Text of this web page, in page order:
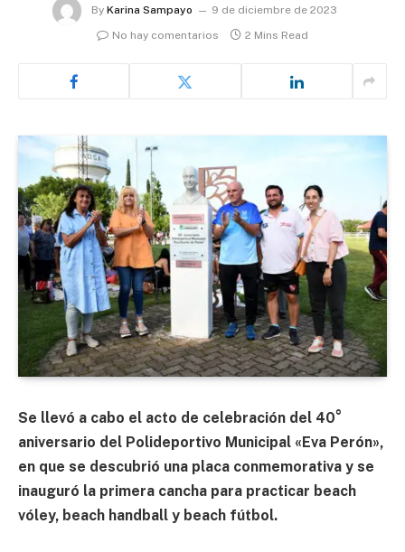
By Karina Sampayo
9 de diciembre de 2023
No hay comentarios
2 Mins Read
Se llevó a cabo el acto de celebración del 40°
aniversario del Polideportivo Municipal «Eva Perón»,
en que se descubrió una placa conmemorativa y se
inauguró la primera cancha para practicar beach
vóley, beach handball y beach fútbol.